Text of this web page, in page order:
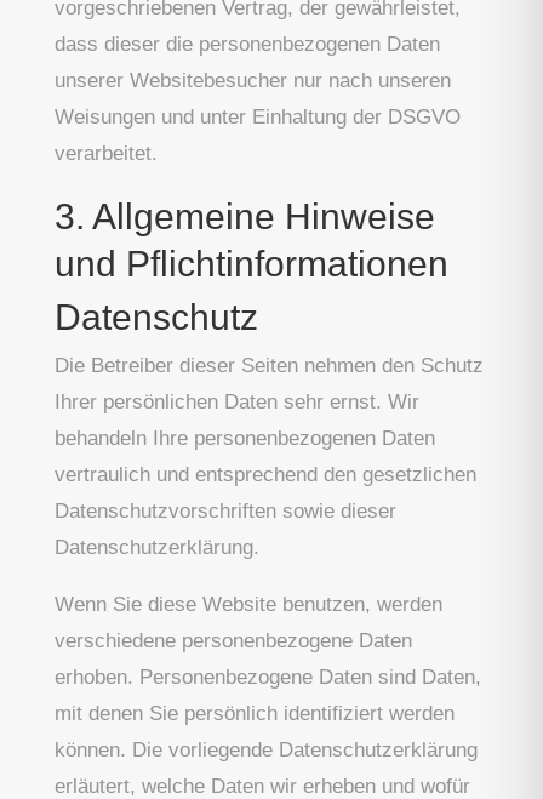
vorgeschriebenen Vertrag, der gewährleistet,
dass dieser die personenbezogenen Daten
unserer Websitebesucher nur nach unseren
Weisungen und unter Einhaltung der DSGVO
verarbeitet.
3. Allgemeine Hinweise
und Pflicht­informationen
Datenschutz
Die Betreiber dieser Seiten nehmen den Schutz
Ihrer persönlichen Daten sehr ernst. Wir
behandeln Ihre personenbezogenen Daten
vertraulich und entsprechend den gesetzlichen
Datenschutzvorschriften sowie dieser
Datenschutzerklärung.
Wenn Sie diese Website benutzen, werden
verschiedene personenbezogene Daten
erhoben. Personenbezogene Daten sind Daten,
mit denen Sie persönlich identifiziert werden
können. Die vorliegende Datenschutzerklärung
erläutert, welche Daten wir erheben und wofür